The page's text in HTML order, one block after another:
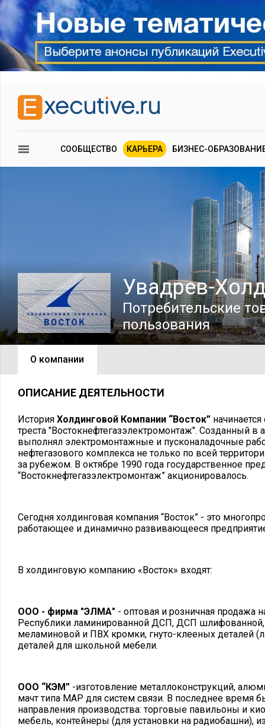
СООБЩЕСТВО КАРЬЕРА БИЗНЕС-
Увадрев-
Потребительские
пользования
О компании
ОПИСАНИЕ ДЕЯТЕЛЬНОСТИ
История Холдинговой Компании “Восток”
треста "Востокнефтегазэлектромонтаж". Созданный в
выполнял электромонтажные и пусконаладочные
нефтегазового комплекса не только по всей
за рубежом. В октябре 1990 года государственное
“Востокнефтегазэлектромонтаж” акционировалось.
Сегодня холдинговая компания “Восток” - это
работающее и динамично развивающееся
В холдинговую компанию «Восток» входят:
ООО - фирма "ЭЛМА" - оптовая и розничная продажа
Республики ламинированной ДСП, ДСП
меламиновой и ПВХ кромки, гнуто-клееных деталей
деталей для школьной мебели.
ООО “КЭМ” -изготовление металлоконструкций,
мачт типа MAP для систем связи. В последнее время
направления производства: торговые павильоны и
мебель, контейнеры (для установки на радиобашни),